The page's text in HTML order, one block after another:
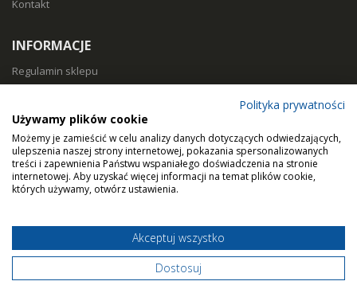
Kontakt
INFORMACJE
Regulamin sklepu
Koszty i czas dostawy
Zwroty i reklamacje
Klasy filtracji
Dobierz filtry
© Home Air Solutions sp. z o.o. - filtryaero.pl.Filtry do rekuperacji.
Wszystkie prawa zastrzeżone.
Polityka prywatności
Używamy plików cookie
Możemy je zamieścić w celu analizy danych dotyczących odwiedzających,
ulepszenia naszej strony internetowej, pokazania spersonalizowanych
treści i zapewnienia Państwu wspaniałego doświadczenia na stronie
internetowej. Aby uzyskać więcej informacji na temat plików cookie,
których używamy, otwórz ustawienia.
Akceptuj wszystko
Dostosuj